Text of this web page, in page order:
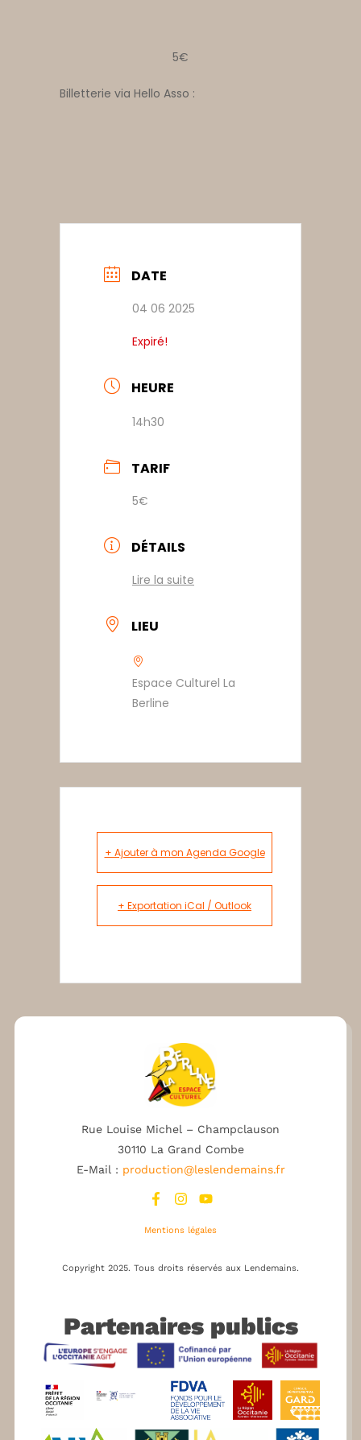
5€
Billetterie via Hello Asso :
DATE
04 06 2025
Expiré!
HEURE
14h30
TARIF
5€
DÉTAILS
Lire la suite
LIEU
Espace Culturel La
Berline
+ Ajouter à mon Agenda Google
+ Exportation iCal / Outlook
Rue Louise Michel – Champclauson
30110 La Grand Combe
E-Mail : production@leslendemains.fr
Mentions légales
Copyright 2025. Tous droits réservés aux Lendemains.
Partenaires publics